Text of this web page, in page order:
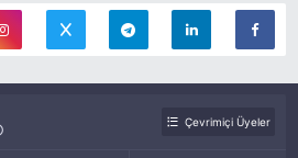
Çevrimiçi Üyeler